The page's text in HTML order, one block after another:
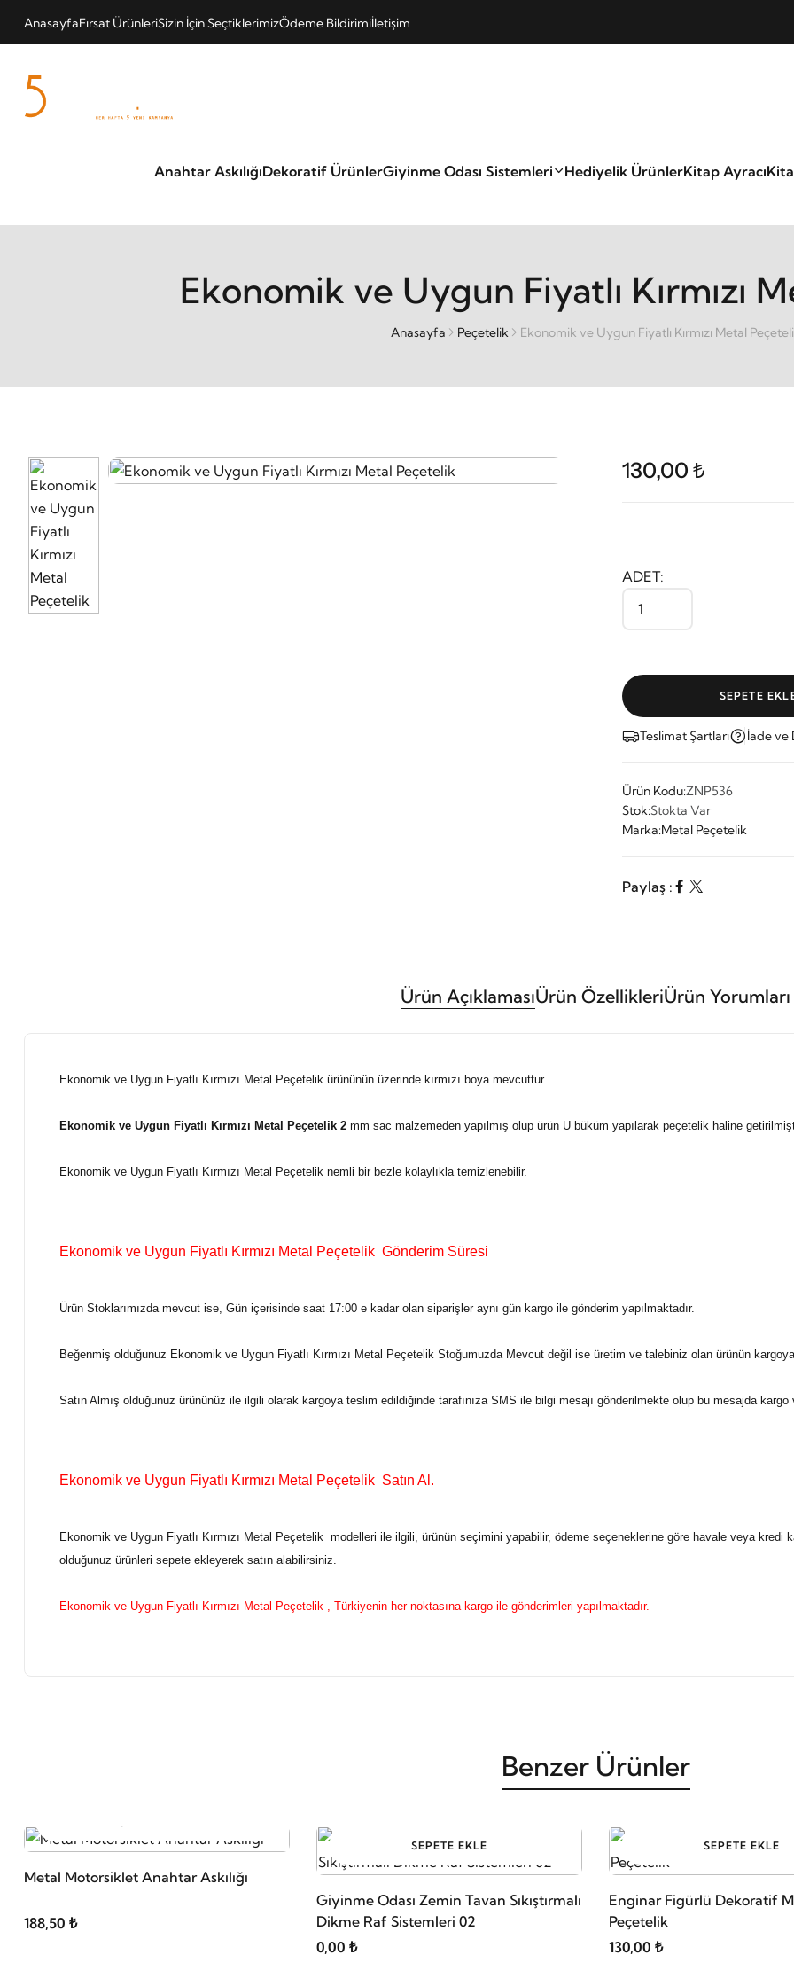
AnasayfaFırsat ÜrünleriSizin İçin SeçtiklerimizÖdeme Bildirimiİletişim
Anahtar AskılığıDekoratif ÜrünlerGiyinme Odası Sistemleri Hediyelik ÜrünlerKitap Ayracı
Ekonomik ve Uygun Fiyatlı Kırmızı
Anasayfa Peçetelik Ekonomik ve Uygun Fiyatlı Kırmızı Metal
130,00 ₺
ADET:
SEPETE
Teslimat Şartları İade ve
Ürün Kodu:ZNP536
Stok:Stokta Var
Marka:Metal Peçetelik
Paylaş :
Ürün AçıklamasıÜrün ÖzellikleriÜrün Yorumları
Ekonomik ve Uygun Fiyatlı Kırmızı Metal Peçetelik ürününün üzerinde kırmızı boya mevcuttur.
Ekonomik ve Uygun Fiyatlı Kırmızı Metal Peçetelik 2 mm sac malzemeden yapılmış olup ürün U büküm yapılarak peçetelik haline
Ekonomik ve Uygun Fiyatlı Kırmızı Metal Peçetelik nemli bir bezle kolaylıkla temizlenebilir.
Ekonomik ve Uygun Fiyatlı Kırmızı Metal Peçetelik Gönderim Süresi
Ürün Stoklarımızda mevcut ise, Gün içerisinde saat 17:00 e kadar olan siparişler aynı gün kargo ile gönderim yapılmaktadır.
Beğenmiş olduğunuz Ekonomik ve Uygun Fiyatlı Kırmızı Metal Peçetelik Stoğumuzda Mevcut değil ise üretim ve talebiniz olan ürünün
Satın Almış olduğunuz ürününüz ile ilgili olarak kargoya teslim edildiğinde tarafınıza SMS ile bilgi mesajı gönderilmekte olup bu mesajda
Ekonomik ve Uygun Fiyatlı Kırmızı Metal Peçetelik Satın Al.
Ekonomik ve Uygun Fiyatlı Kırmızı Metal Peçetelik modelleri ile ilgili, ürünün seçimini yapabilir, ödeme seçeneklerine göre havale veya
olduğunuz ürünleri sepete ekleyerek satın alabilirsiniz.
Ekonomik ve Uygun Fiyatlı Kırmızı Metal Peçetelik , Türkiyenin her noktasına kargo ile gönderimleri yapılmaktadır.
Benzer Ürünler
SEPETE EKLE
Metal Motorsiklet Anahtar Askılığı
188,50 ₺
SEPETE EKLE
Giyinme Odası Zemin Tavan Sıkıştırmalı
Dikme Raf Sistemleri 02
0,00 ₺
SEPETE EKLE
Enginar Figürlü Dekoratif
Peçetelik
130,00 ₺